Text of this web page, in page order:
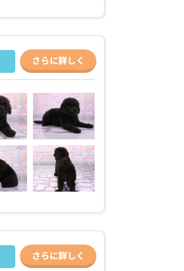
さらに詳しく
さらに詳しく